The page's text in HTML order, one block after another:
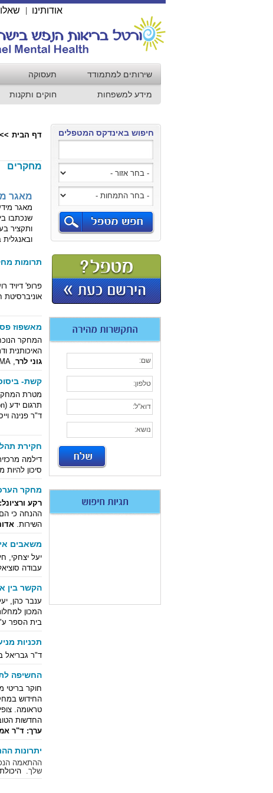
אודותינו
שירותים למתמודד תעסוקה
מידע למשפחות חוקים ותקנות
חיפוש באינדקס המטפלים דף הבית >>
מחקרים
מאגר
מאגר
שנכתבו
ותקציר
ובאנגלית
תרומות
פרופ' דיויד
אוניברסיטת
מאשפוז
המחקר
האיכותנית
גוני לרר, MA, אוניברסיטת בר אילן
קשת-
מטרת
תרגום ידע (Knowledge Translation), מהתיאוריות למעשה, בשילוב עם תוצאות המחקר.
ד"ר פנינה
חקירת
דילמה
סיכון להיות
מחקר
רקע ורציונל:
ההנחה כי
השירות.
משאבים
יעל יצחקי,
עבודה
הקשר בין
ענבר כהן,
המכון
בית הספר
תכניות
ד"ר גבריאל
החשיפה
חוקר בריטי
החידוש
טראומה.
החדשות
ערך: ד"ר
יתרונות
ההתאמה
שלך.